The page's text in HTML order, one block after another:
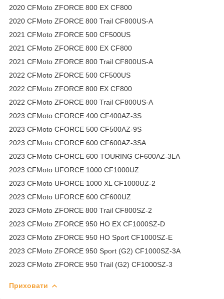
2020 CFMoto ZFORCE 800 EX CF800
2020 CFMoto ZFORCE 800 Trail CF800US-A
2021 CFMoto ZFORCE 500 CF500US
2021 CFMoto ZFORCE 800 EX CF800
2021 CFMoto ZFORCE 800 Trail CF800US-A
2022 CFMoto ZFORCE 500 CF500US
2022 CFMoto ZFORCE 800 EX CF800
2022 CFMoto ZFORCE 800 Trail CF800US-A
2023 CFMoto CFORCE 400 CF400AZ-3S
2023 CFMoto CFORCE 500 CF500AZ-9S
2023 CFMoto CFORCE 600 CF600AZ-3SA
2023 CFMoto CFORCE 600 TOURING CF600AZ-3LA
2023 CFMoto UFORCE 1000 CF1000UZ
2023 CFMoto UFORCE 1000 XL CF1000UZ-2
2023 CFMoto UFORCE 600 CF600UZ
2023 CFMoto ZFORCE 800 Trail CF800SZ-2
2023 CFMoto ZFORCE 950 HO EX CF1000SZ-D
2023 CFMoto ZFORCE 950 HO Sport CF1000SZ-E
2023 CFMoto ZFORCE 950 Sport (G2) CF1000SZ-3A
2023 CFMoto ZFORCE 950 Trail (G2) CF1000SZ-3
Приховати